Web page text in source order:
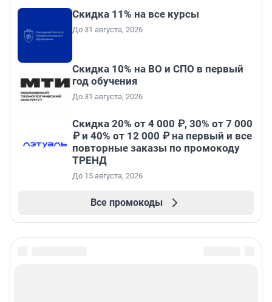
Скидка 11% на все курсы
До 31 августа, 2026
Скидка 10% на ВО и СПО в первый
год обучения
До 31 августа, 2026
Скидка 20% от 4 000 ₽, 30% от 7 000
₽ и 40% от 12 000 ₽ на первый и все
повторные заказы по промокоду
ТРЕНД
До 15 августа, 2026
Все промокоды